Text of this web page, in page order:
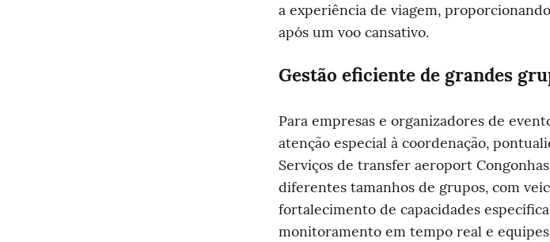
a experiência de viagem,
após um voo cansativo.
Gestão eficiente de grandes
Para empresas e organizadores de
atenção especial à coordenação,
Serviços de transfer aeroport
diferentes tamanhos de grupos, com
fortalecimento de capacidades
monitoramento em tempo real e